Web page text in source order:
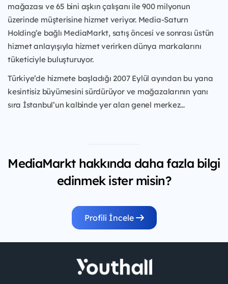
mağazası ve 65 bini aşkın çalışanı ile 900 milyonun
üzerinde müşterisine hizmet veriyor. Media-Saturn
Holding’e bağlı MediaMarkt, satış öncesi ve sonrası üstün
hizmet anlayışıyla hizmet verirken dünya markalarını
tüketiciyle buluşturuyor.
Türkiye’de hizmete başladığı 2007 Eylül ayından bu yana
kesintisiz büyümesini sürdürüyor ve mağazalarının yanı
sıra İstanbul’un kalbinde yer alan genel merkez...
MediaMarkt hakkında daha fazla bilgi
edinmek ister misin?
Profili İncele